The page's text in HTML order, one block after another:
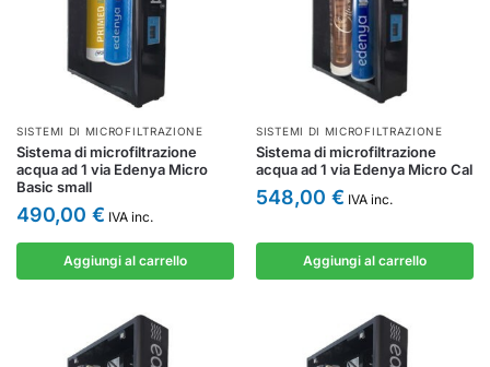
SISTEMI DI MICROFILTRAZIONE
Sistema di microfiltrazione
acqua ad 1 via Edenya Micro
Basic small
490,00 € IVA inc.
Aggiungi al carrello
SISTEMI DI MICROFILTRAZIONE
Sistema di microfiltrazione
acqua ad 1 via Edenya Micro Cal
548,00 € IVA inc.
Aggiungi al carrello